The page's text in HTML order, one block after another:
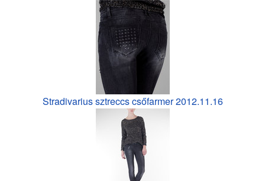
Stradivarius sztreccs csőfarmer 2012.11.16